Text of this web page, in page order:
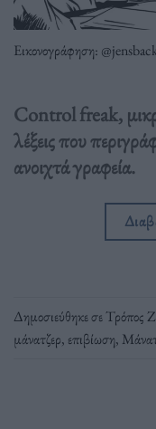
Εικονογράφηση:
Control freak,
λέξεις που
ανοιχτά γραφεία.
Δημοσιεύθηκε σεΤρόπος
μάνατζερ, επιβίωση,